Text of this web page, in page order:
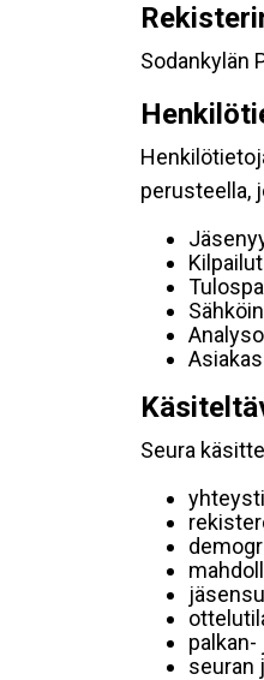
Sodankylän
perusteella,
Seura
seuran